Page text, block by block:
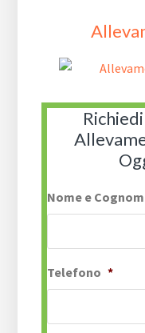
Nome e
Telefono *